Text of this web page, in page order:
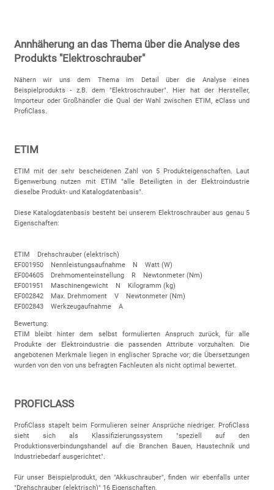
Annhäherung an das Thema über die Analyse des
Produkts "Elektroschrauber"
Nähern wir uns dem Thema im Detail über die Analyse eines
Beispielprodukts - z.B. dem "Elektroschrauber". Hier hat der Hersteller,
Importeur oder Großhändler die Qual der Wahl zwischen ETIM, eClass und
ProfiClass.
ETIM
ETIM mit der sehr bescheidenen Zahl von 5 Produkteigenschaften. Laut
Eigenwerbung nutzen mit ETIM "alle Beteiligten in der Elektroindustrie
dieselbe Produkt- und Katalogdatenbasis".
Diese Katalogdatenbasis besteht bei unserem Elektroschrauber aus genau 5
Eigenschaften:
ETIM Drehschrauber (elektrisch)
EF001950 Nennleistungsaufnahme N Watt (W)
EF004605 Drehmomenteinstellung R Newtonmeter (Nm)
EF001951 Maschinengewicht N Kilogramm (kg)
EF002842 Max. Drehmoment V Newtonmeter (Nm)
EF002843 Werkzeugaufnahme A
Bewertung:
ETIM bleibt hinter dem selbst formulierten Anspruch zurück, für alle
Produkte der Elektroindustrie die passenden Attribute vorzuhalten. Die
angebotenen Merkmale liegen in englischer Sprache vor; die Übersetzungen
wurden von den von uns befragten Fachleuten als nicht optimal bewertet.
PROFICLASS
ProfiClass stapelt beim Formulieren seiner Ansprüche niedriger. ProfiClass
sieht sich als Klassifizierungssystem "speziell auf den
Produktionsverbindungshandel auf die Branchen Bauen, Haustechnik und
Industriebedarf ausgerichtet".
Für unser Beispielprodukt, den "Akkuschrauber", finden wir ebenfalls unter
"Drehschrauber (elektrisch)" 16 Eigenschaften.